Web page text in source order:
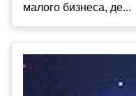
малого бизнеса, де...